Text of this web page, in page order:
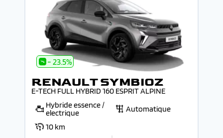
- 23.5%
RENAULT SYMBIOZ
E-TECH FULL HYBRID 160 ESPRIT ALPINE
Hybride essence /
electrique
Automatique
10 km